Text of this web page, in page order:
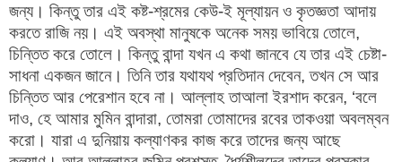
জন্য। কিন্তু তার এই কষ্ট-শ্রমের কেউ-ই মূল্যায়ন ও কৃতজ্ঞতা আদায়
করতে রাজি নয়। এই অবস্থা মানুষকে অনেক সময় ভাবিয়ে তোলে,
চিন্তিত করে তোলে। কিন্তু বান্দা যখন এ কথা জানবে যে তার এই চেষ্টা-
সাধনা একজন জানে। তিনি তার যথাযথ প্রতিদান দেবেন, তখন সে আর
চিন্তিত আর পেরেশান হবে না। আল্লাহ তাআলা ইরশাদ করেন, ‘বলে
দাও, হে আমার মুমিন বান্দারা, তোমরা তোমাদের রবের তাকওয়া অবলম্বন
করো। যারা এ দুনিয়ায় কল্যাণকর কাজ করে তাদের জন্য আছে